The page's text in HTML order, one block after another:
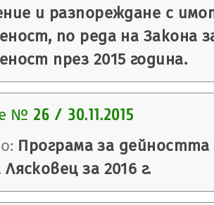
и разпореждане с
по реда на Закона
през 2015 година.
№ 26 / 30.11.2015
Програма за
за 2016 г.